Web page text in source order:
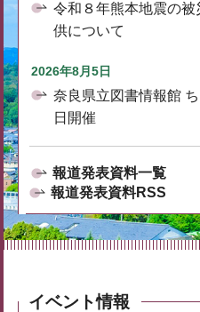
令和８年熊本地震の
供について
2026年8月5日
奈良県立図書情報館
日開催
報道発表資料一覧
報道発表資料RSS
イベント情報